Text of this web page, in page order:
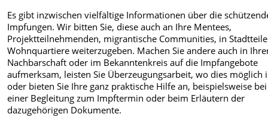
Es gibt inzwischen vielfältige Informationen über die
Impfungen. Wir bitten Sie, diese auch an Ihre Mentees,
Projektteilnehmenden, migrantische Communities, in
Wohnquartiere weiterzugeben. Machen Sie andere auch in
Nachbarschaft oder im Bekanntenkreis auf die Impfangebote
aufmerksam, leisten Sie Überzeugungsarbeit, wo dies möglich
oder bieten Sie Ihre ganz praktische Hilfe an, beispielsweise bei
einer Begleitung zum Impftermin oder beim Erläutern der
dazugehörigen Dokumente.